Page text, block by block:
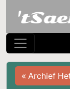
« Archief